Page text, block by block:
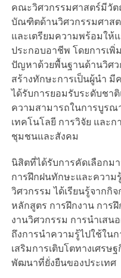
คณะวิศวกรรมศาสตร์มีวัต
บัณฑิตด้านวิศวกรรมศาส
และเตรียมความพร้อมให้
ประกอบอาชีพ โดยการเ
ปัญหาด้วยพื้นฐานด้านวิศว
สร้างทักษะการเป็นผู้นำ
ได้รับการยอมรับระดับชา
ความสามารถในการบูรณ
เทคโนโลยี การวิจัย และ
ชุมชนและสังคม
นิสิตที่ได้รับการคัดเลือกม
การฝึกฝนทักษะและความ
วิศวกรรม ได้เรียนรู้จากกิ
หลักสูตร การฝึกงาน การ
งานวิศวกรรม การนำเสน
ถึงการนำความรู้ไปใช้ใน
เสริมการเติบโตทางเศรษ
พัฒนาที่ยั่งยืนของประเทศ